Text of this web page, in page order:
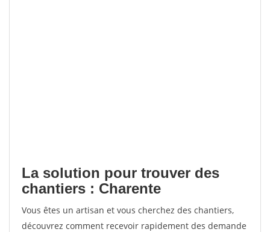
La solution pour trouver des
chantiers : Charente
Vous êtes un artisan et vous cherchez des chantiers,
découvrez comment recevoir rapidement des demande